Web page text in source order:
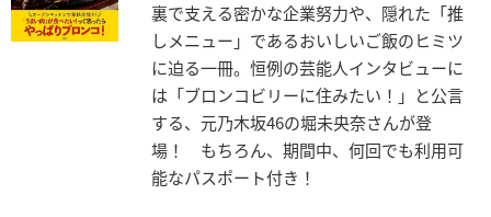
裏で支える密かな企業努力や、隠れた「推
しメニュー」であるおいしいご飯のヒミツ
に迫る一冊。恒例の芸能人インタビューに
は「ブロンコビリーに住みたい！」と公言
する、元乃木坂46の堀未央奈さんが登
場！ もちろん、期間中、何回でも利用可
能なパスポート付き！